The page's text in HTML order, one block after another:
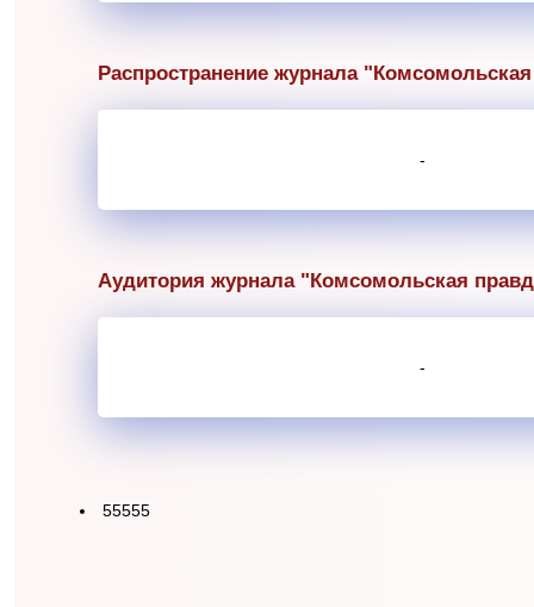
Распространение журнала
-
Аудитория журнала "Комсомольская
-
55555